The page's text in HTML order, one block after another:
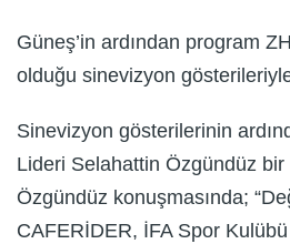
Güneş’in ardından program
olduğu sinevizyon
Sinevizyon gösterilerinin
Lideri Selahattin Özgündüz bir
Özgündüz konuşmasında;
CAFERİDER, İFA Spor